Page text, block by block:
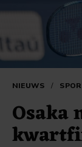
NIEUWS /
Osaka